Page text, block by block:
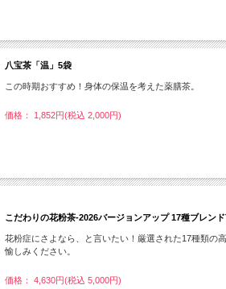
八宝茶「温」5袋
この時期おすすめ！身体の保温を考えた薬膳茶。
価格： 1,852円(税込 2,000円)
こだわりの花粉茶-2026バージョンアップ 17種ブレン
花粉症にさよなら、と言いたい！厳選された17種類の
愉しみください。
価格： 4,630円(税込 5,000円)